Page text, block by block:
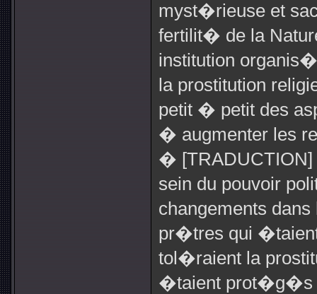
myst�rieuse et
fertilit� de la
institution
la prostitution
petit � petit des
� augmenter les
� [TRADUCTION]
sein du pouvoir
changements
pr�tres qui
tol�raient la
�taient prot�g�s